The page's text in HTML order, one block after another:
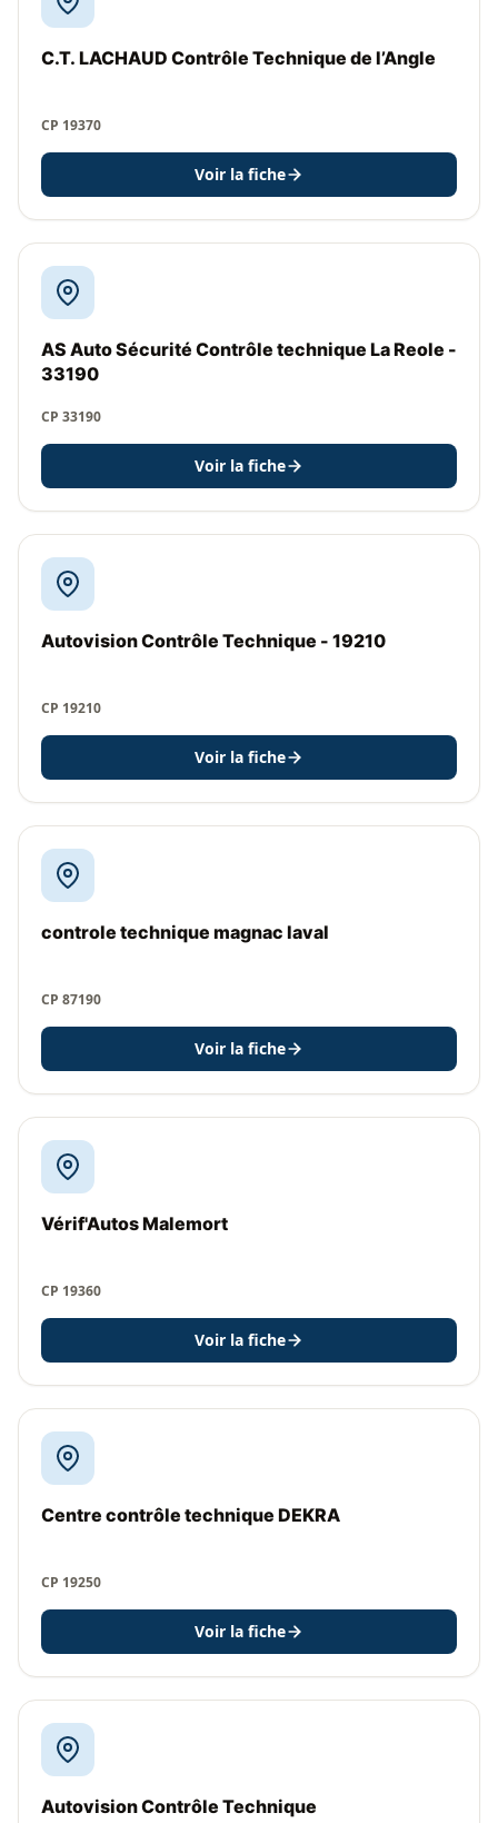
C.T. LACHAUD Contrôle Technique de l’Angle
CP 19370
Voir la fiche
AS Auto Sécurité Contrôle technique La Reole -
33190
CP 33190
Voir la fiche
Autovision Contrôle Technique - 19210
CP 19210
Voir la fiche
controle technique magnac laval
CP 87190
Voir la fiche
Vérif'Autos Malemort
CP 19360
Voir la fiche
Centre contrôle technique DEKRA
CP 19250
Voir la fiche
Autovision Contrôle Technique